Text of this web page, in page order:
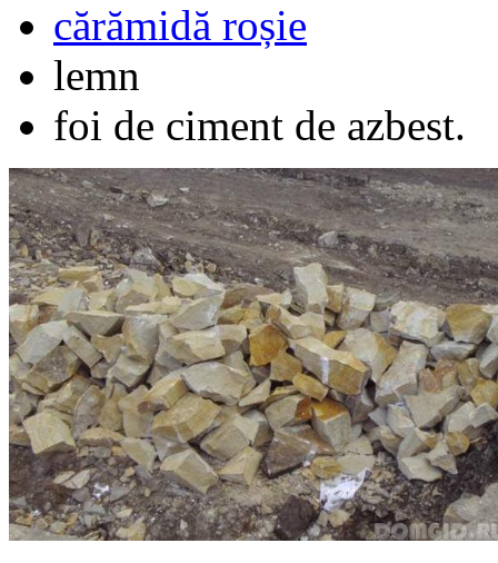
cărămidă roșie
lemn
foi de ciment de azbest.